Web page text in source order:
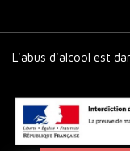
L'abus d'alcool est